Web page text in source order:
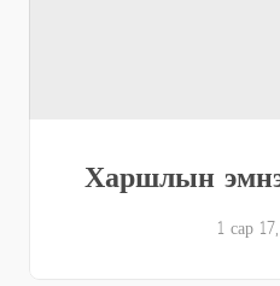
Харшлын
1 сар